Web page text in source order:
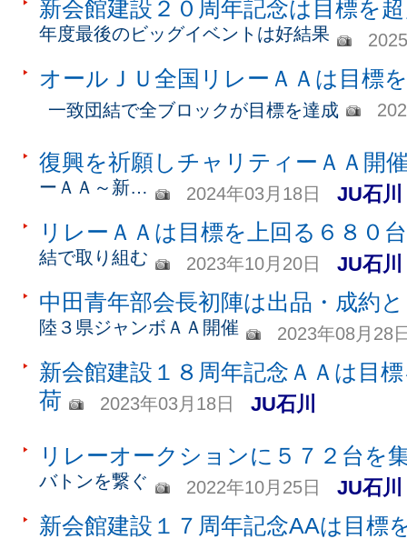
新会館建設２０周年記念は目標を
年度最後のビッグイベントは好結果
オールＪＵ全国リレーＡＡは目標
一致団結で全ブロックが目標を達成
復興を祈願しチャリティーＡＡ開
ーＡＡ～新… 2024年03月18日 JU石川
リレーＡＡは目標を上回る６８０
結で取り組む 2023年10月20日 JU石川
中田青年部会長初陣は出品・成約
陸３県ジャンボＡＡ開催 2023年08月28
新会館建設１８周年記念ＡＡは目
荷 2023年03月18日 JU石川
リレーオークションに５７２台を
バトンを繋ぐ 2022年10月25日 JU石川
新会館建設１７周年記念AAは目標